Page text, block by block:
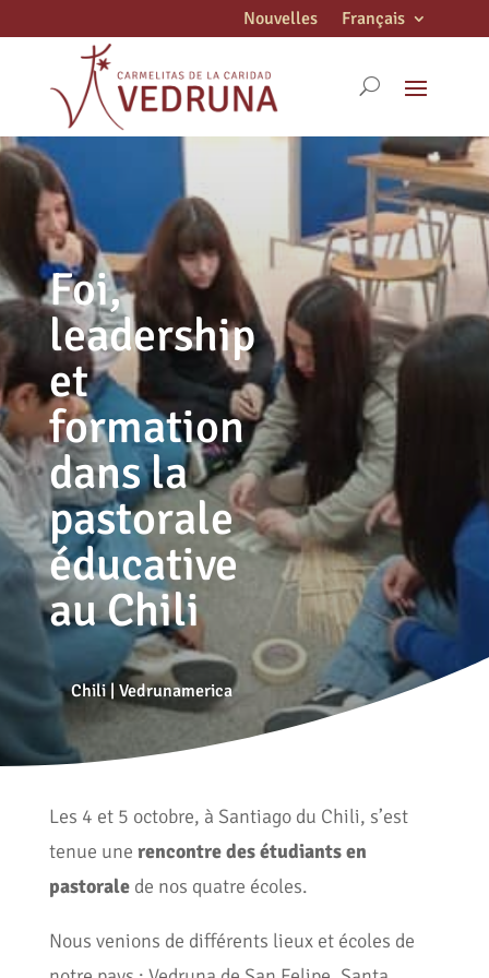
Nouvelles Français
Foi,
leadership
et
formation
dans la
pastorale
éducative
au Chili
Chili| Vedrunamerica
Les 4 et 5 octobre, à Santiago du Chili, s’est
tenue une rencontre des étudiants en
pastoralede nos quatre écoles.
Nous venions de différents lieux et écoles de